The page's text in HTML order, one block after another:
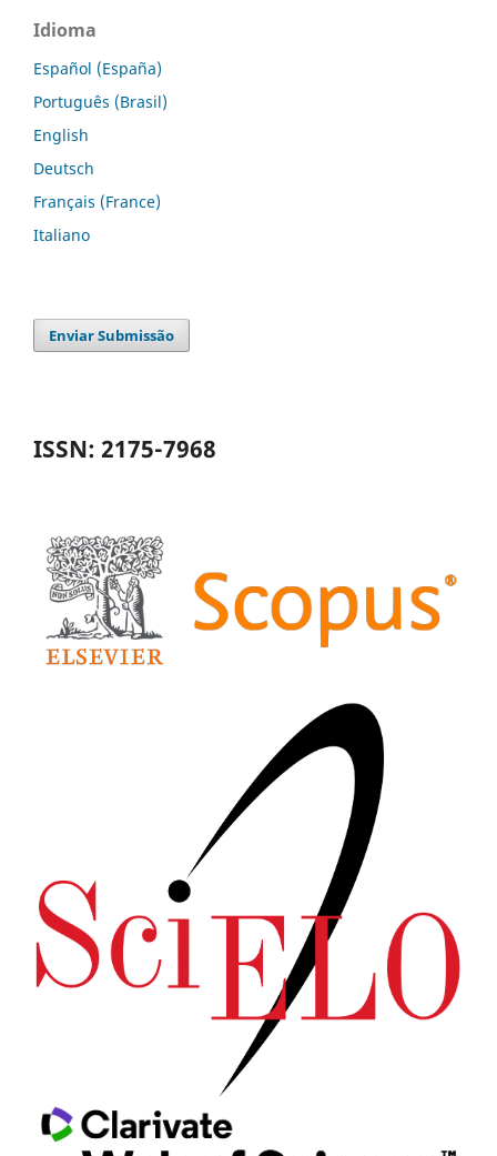
Idioma
Español (España)
Português (Brasil)
English
Deutsch
Français (France)
Italiano
Enviar Submissão
ISSN: 2175-7968